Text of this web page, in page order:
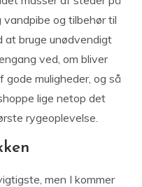
og tilbehør til
at bruge unødvendigt
ved, om bliver
muligheder, og så
lige netop det
rygeoplevelse.
men I kommer